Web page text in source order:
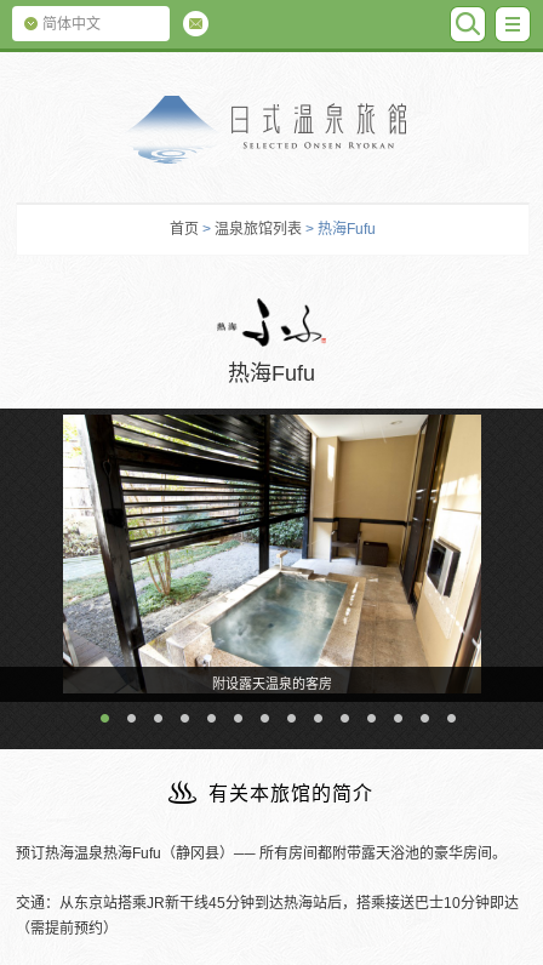
简体中文
首页 > 温泉旅馆列表 > 热海Fufu
热海Fufu
附设露天温泉的客房
有关本旅馆的简介
预订热海温泉热海Fufu（静冈县）── 所有房间都附带露天浴池的豪华房间。
交通：从东京站搭乘JR新干线45分钟到达热海站后，搭乘接送巴士10分钟即达
（需提前预约）